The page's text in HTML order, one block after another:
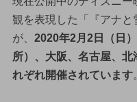
観を表現した「『アナと
が、 2020年2月2日（日
所）、大阪、名古屋、
れぞれ開催されています